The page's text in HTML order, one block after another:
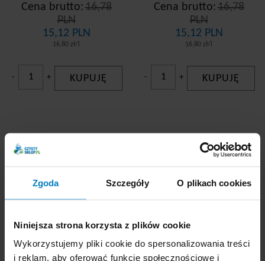
Zgoda Szczegóły O plikach cookies
Niniejsza strona korzysta z plików cookie
Wykorzystujemy pliki cookie do spersonalizowania treści
i reklam, aby oferować funkcje społecznościowe i
Cena brutto: 16,78
PLN
15,12 PLN
16,80 zł/l
- + KUPUJĘ
Cena brutto: 16,78
PLN
15,12 PLN
16,80 zł/l
- + KUPUJĘ
Marsylskie
Kwiat Bawełny
Promocja